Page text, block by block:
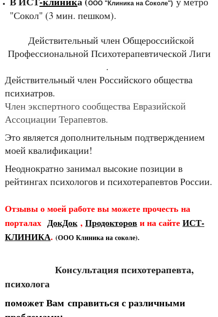
ООО "Клиника на Соколе")
"Сокол" (3 мин. пешком).
Действительный член Общероссийской
Профессиональной Психотерапевтической Лиги
.
Действительный член Российского общества
психиатров.
Член экспертного сообщества Евразийской
Ассоциации Терапевтов.
Это является дополнительным подтверждением
моей квалификации!
Неоднократно занимал высокие позиции в
рейтингах психологов и психотерапевтов России.
Отзывы о моей работе вы можете прочесть на
порталах ДокДок, Продокторови на сайтеИСТ-
КЛИНИКА. (ООО Клиника на соколе).
Консультация психотерапевта,
психолога
поможет Вам справиться с различными